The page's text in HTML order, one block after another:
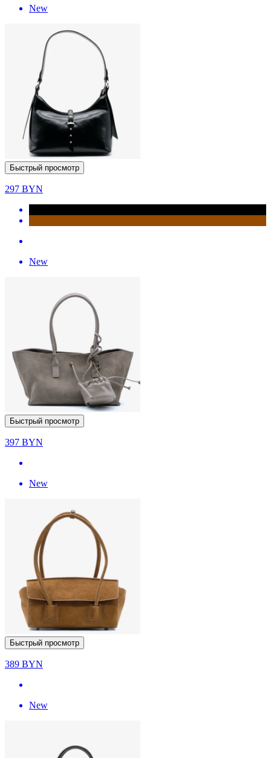
New
Быстрый просмотр
297 BYN
New
Быстрый просмотр
397 BYN
New
Быстрый просмотр
389 BYN
New